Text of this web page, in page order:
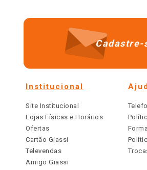
Cadastre-
Institucional
Site Institucional
Lojas Físicas e Horários
Ofertas
Cartão Giassi
Televendas
Amigo Giassi